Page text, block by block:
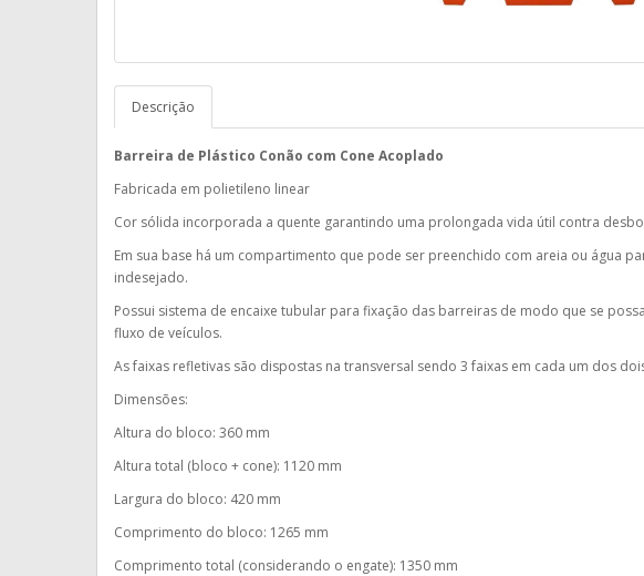
Descrição
Barreira de Plástico Conão com Cone Acoplado
Fabricada em polietileno linear
Cor sólida incorporada a quente garantindo uma prolongada vida útil contra
Em sua base há um compartimento que pode ser preenchido com areia ou água
indesejado.
Possui sistema de encaixe tubular para fixação das barreiras de modo que se
fluxo de veículos.
As faixas refletivas são dispostas na transversal sendo 3 faixas em cada um dos
Dimensões:
Altura do bloco: 360 mm
Altura total (bloco + cone): 1120 mm
Largura do bloco: 420 mm
Comprimento do bloco: 1265 mm
Comprimento total (considerando o engate): 1350 mm